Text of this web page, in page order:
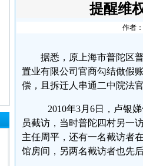
提醒维
作者
据悉，原上海市普陀区
置业有限公司官商勾结做假
偿，且拆迁人串通二中院法
2010年3月6日，卢银
员截访，当时普陀四村另一
主任周平，还有一名截访者
馆房间，另两名截访者也先